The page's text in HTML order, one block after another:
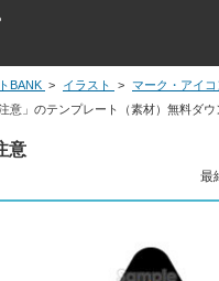
BANK イラスト マーク・アイコ
意」のテンプレート（素材）無料ダウ
意
最